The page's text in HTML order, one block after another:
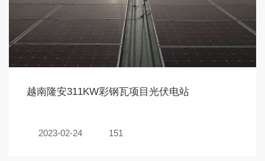
越南隆安311KW彩钢瓦项目光伏电站
2023-02-24 151